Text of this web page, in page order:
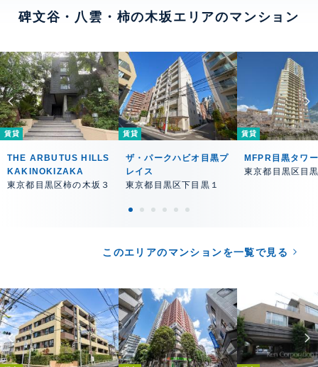
碑文谷・八雲・柿の木坂エリアのマンション
賃貸
THE ARBUTUS HILLS
KAKINOKIZAKA
東京都目黒区柿の木坂３
賃貸
ザ・パークハビオ目黒プ
レイス
東京都目黒区下目黒１
賃貸
MFPR目黒タワー
東京都目黒区目
このエリアのマンションを一覧で見る